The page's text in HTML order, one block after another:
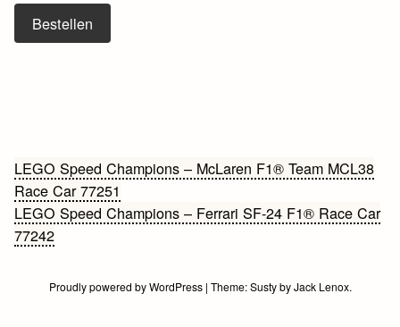
Bestellen
Bericht
navigatie
LEGO Speed Champions – McLaren F1® Team MCL38
Race Car 77251
LEGO Speed Champions – Ferrari SF-24 F1® Race Car
77242
Proudly powered by WordPress | Theme:SustybyJack Lenox.